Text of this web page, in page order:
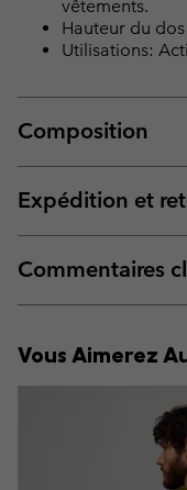
vêtements.
Hauteur du
Utilisations:
Composition
Expédition et
Commentaires
Vous Aimerez